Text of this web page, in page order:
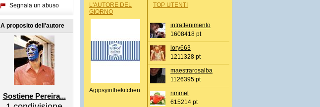
Segnala un abuso
A proposito dell'autore
Sostiene Pereira...
L'AUTORE DEL
GIORNO
Agipsyinthekitchen
TOP UTENTI
intrattenimento
1608418 pt
lory663
1211328 pt
maestrarosalba
1126395 pt
rimmel
615214 pt